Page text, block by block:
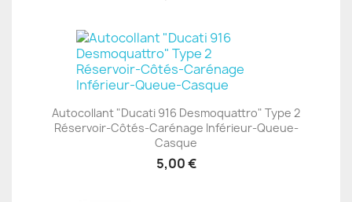
Autocollant "Ducati 916 Desmoquattro" Type 2
Réservoir-Côtés-Carénage Inférieur-Queue-
Casque
5,00 €